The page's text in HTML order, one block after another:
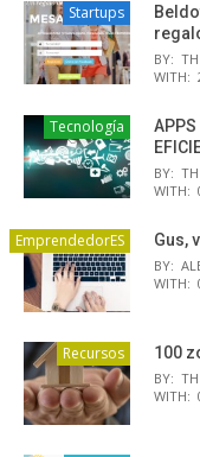
Startups
BY:
WITH:
Tecnología
APPS
BY:
WITH:
EmprendedorES Gus,
BY:
WITH:
Recursos 100
BY:
WITH: